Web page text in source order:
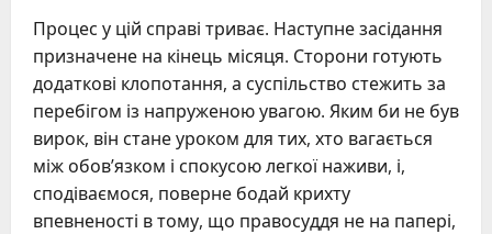
Процес у цій справі триває. Наступне засідання
призначене на кінець місяця. Сторони готують
додаткові клопотання, а суспільство стежить за
перебігом із напруженою увагою. Яким би не був
вирок, він стане уроком для тих, хто вагається
між обов’язком і спокусою легкої наживи, і,
сподіваємося, поверне бодай крихту
впевненості в тому, що правосуддя не на папері,